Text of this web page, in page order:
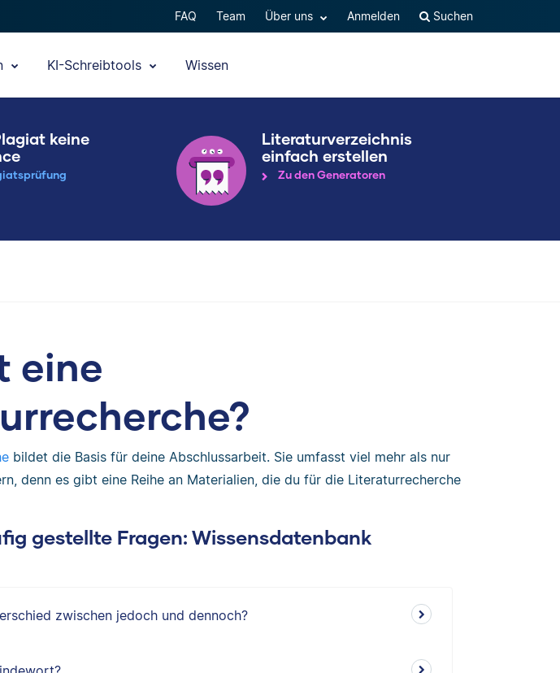
FAQ Team Über uns Anmelden Suchen
KI-Schreibtools Wissen
keine
Literaturverzeichnis
einfach erstellen
Zu den Generatoren
eine
bildet die Basis für deine Abschlussarbeit. Sie umfasst viel mehr als nur
denn es gibt eine Reihe an Materialien, die du für die Literaturrecherche
gestellte Fragen: Wissensdatenbank
zwischen jedoch und dennoch?